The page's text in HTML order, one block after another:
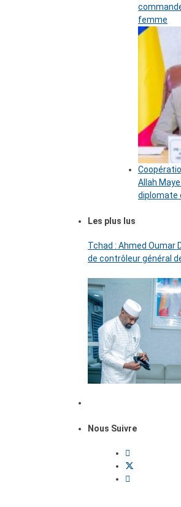
femme
Allah
diplomate
Les plus lus
Tchad : Ahmed Oumar
de contrôleur général
Nous Suivre